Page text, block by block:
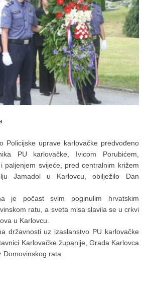
Policijske uprave karlovačke predvođeno
PU karlovačke, Ivicom Porubićem,
paljenjem svijeće, pred centralnim križem
Jamadol u Karlovcu, obilježilo Dan
je počast svim poginulim hrvatskim
ratu, a sveta misa slavila se u crkvi
u Karlovcu.
državnosti uz izaslanstvo PU karlovačke
Karlovačke županije, Grada Karlovca
rata.